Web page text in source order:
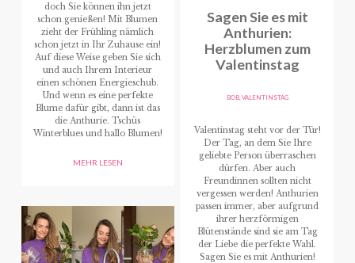
doch Sie können ihn jetzt
schon genießen! Mit Blumen
zieht der Frühling nämlich
schon jetzt in Ihr Zuhause ein!
Auf diese Weise geben Sie sich
und auch Ihrem Interieur
einen schönen Energieschub.
Und wenn es eine perfekte
Blume dafür gibt, dann ist das
die Anthurie. Tschüs
Winterblues und hallo Blumen!
MEHR LESEN
Sagen Sie es mit
Anthurien:
Herzblumen zum
Valentinstag
BOB, VALENTINSTAG
Valentinstag steht vor der Tür!
Der Tag, an dem Sie Ihre
geliebte Person überraschen
dürfen. Aber auch
Freundinnen sollten nicht
vergessen werden! Anthurien
passen immer, aber aufgrund
ihrer herzförmigen
Blütenstände sind sie am Tag
der Liebe die perfekte Wahl.
Sagen Sie es mit Anthurien!